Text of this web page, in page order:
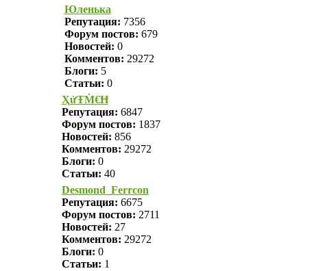
Юленька
Репутация: 7356
Форум постов: 679
Новостей: 0
Комментов: 29272
Блоги: 5
Статьи: 0
ҲửŦṀ€Ħ
Репутация: 6847
Форум постов: 1837
Новостей: 856
Комментов: 29272
Блоги: 0
Статьи: 40
Desmond_Ferrcon
Репутация: 6675
Форум постов: 2711
Новостей: 27
Комментов: 29272
Блоги: 0
Статьи: 1